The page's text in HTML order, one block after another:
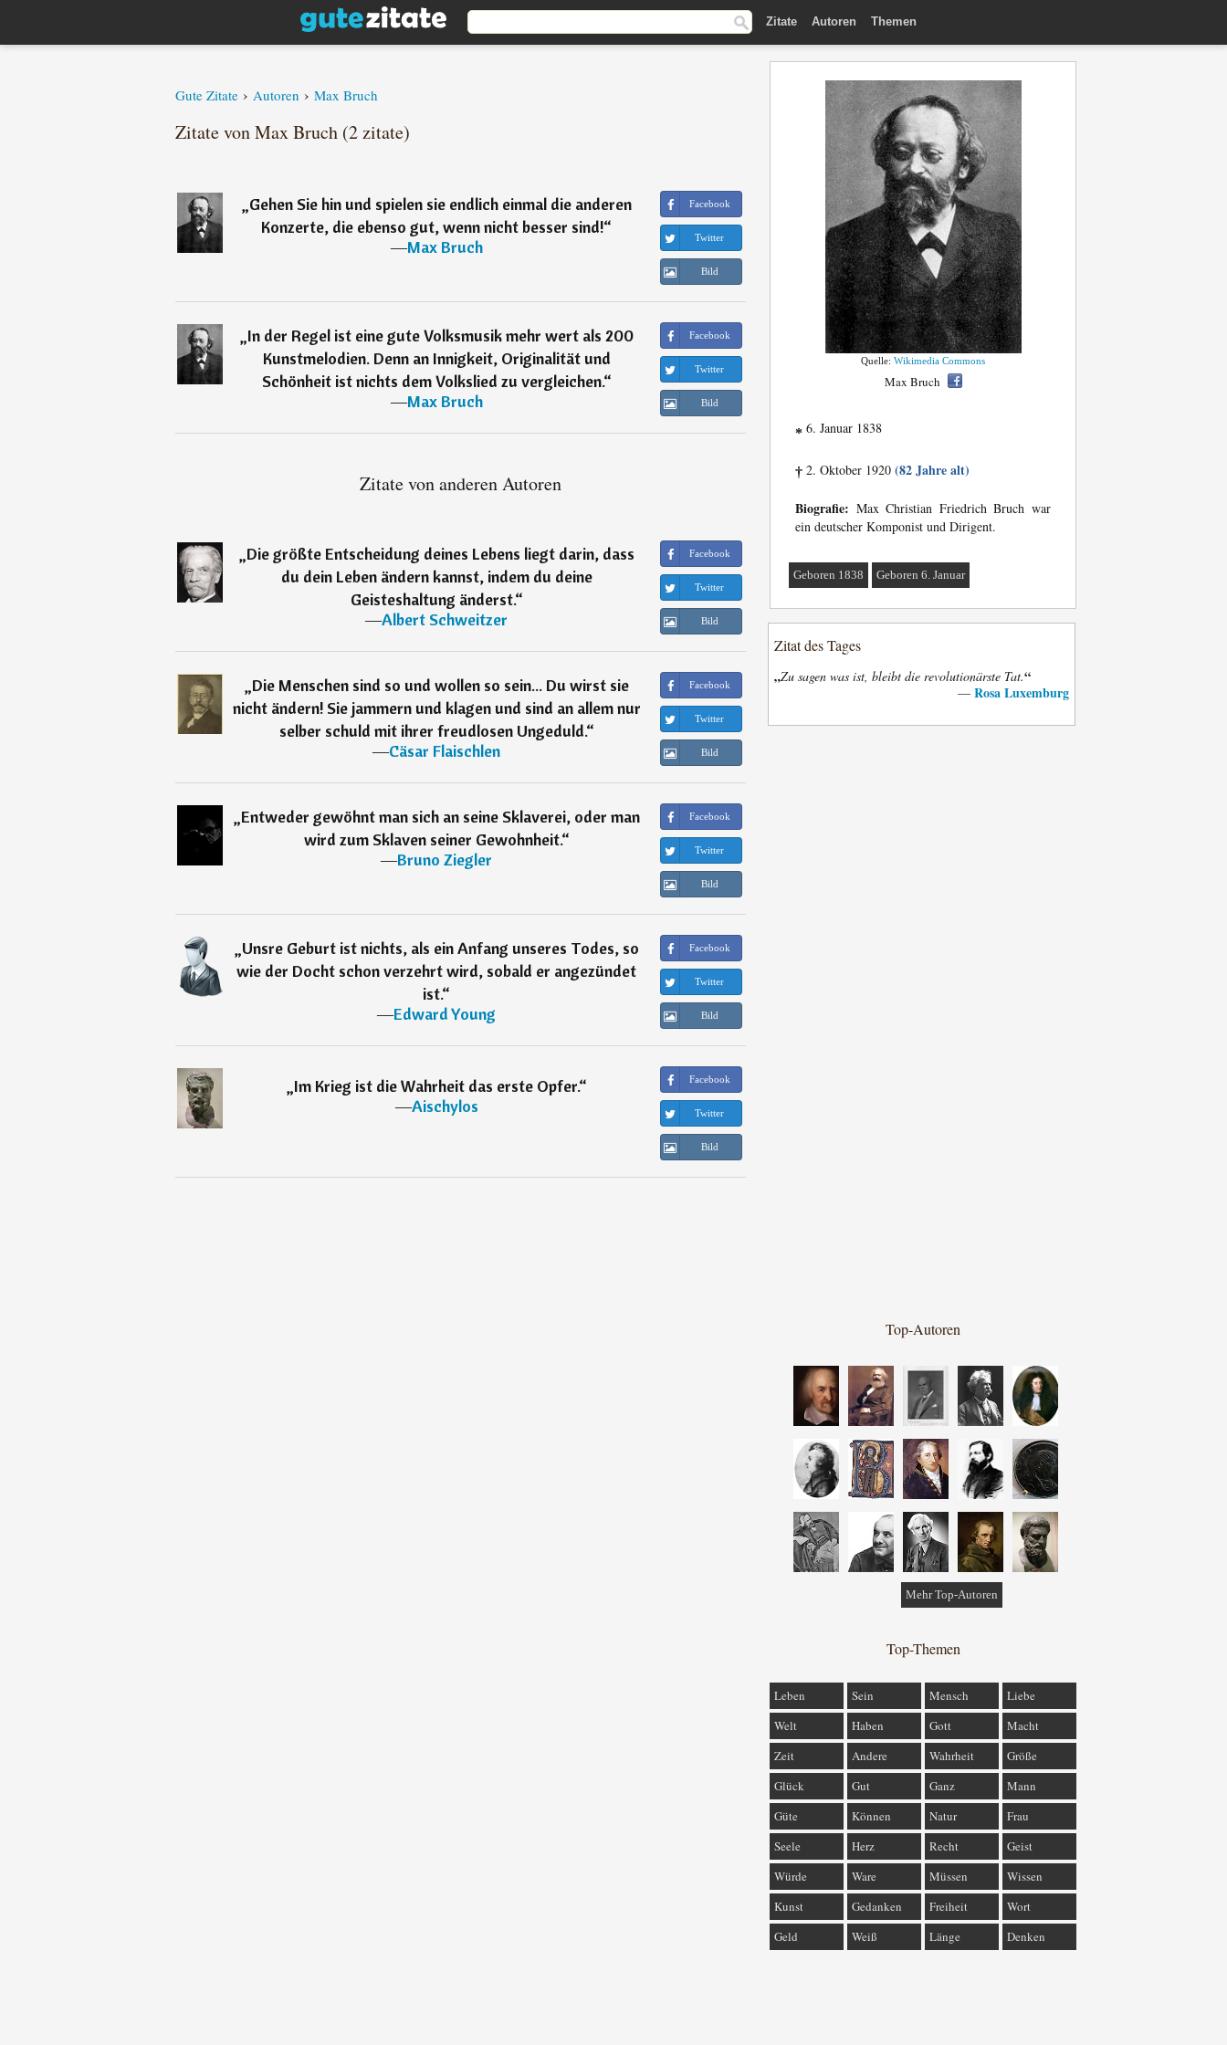
Zitate Autoren Themen
Gute Zitate › Autoren › Max Bruch
Zitate von Max Bruch (2 zitate)
„Gehen Sie hin und spielen sie endlich einmal die anderen
Konzerte, die ebenso gut, wenn nicht besser sind!“
―Max Bruch
Facebook
Twitter
Bild
„In der Regel ist eine gute Volksmusik mehr wert als 200
Kunstmelodien. Denn an Innigkeit, Originalität und
Schönheit ist nichts dem Volkslied zu vergleichen.“
―Max Bruch
Facebook
Twitter
Bild
Zitate von anderen Autoren
„Die größte Entscheidung deines Lebens liegt darin, dass
du dein Leben ändern kannst, indem du deine
Geisteshaltung änderst.“
―Albert Schweitzer
Facebook
Twitter
Bild
„Die Menschen sind so und wollen so sein... Du wirst sie
nicht ändern! Sie jammern und klagen und sind an allem nur
selber schuld mit ihrer freudlosen Ungeduld.“
―Cäsar Flaischlen
Facebook
Twitter
Bild
„Entweder gewöhnt man sich an seine Sklaverei, oder man
wird zum Sklaven seiner Gewohnheit.“
―Bruno Ziegler
Facebook
Twitter
Bild
„Unsre Geburt ist nichts, als ein Anfang unseres Todes, so
wie der Docht schon verzehrt wird, sobald er angezündet
ist.“
―Edward Young
Facebook
Twitter
Bild
„Im Krieg ist die Wahrheit das erste Opfer.“
―Aischylos
Facebook
Twitter
Bild
Quelle: Wikimedia Commons
Max Bruch
* 6. Januar 1838
† 2. Oktober 1920 (82 Jahre alt)
Biografie: Max Christian Friedrich Bruch war
ein deutscher Komponist und Dirigent.
Geboren 1838 Geboren 6. Januar
Zitat des Tages
„Zu sagen was ist, bleibt die revolutionärste Tat.“
— Rosa Luxemburg
Top-Autoren
Mehr Top-Autoren
Top-Themen
Leben Sein Mensch
Liebe
Welt
Haben Gott
Macht
Zeit
Andere Wahrheit
Größe
Glück
Gut Ganz
Mann
Güte
Können Natur
Frau
Seele
Herz Recht
Geist
Würde
Ware Müssen
Wissen
Kunst
Gedanken Freiheit
Wort
Geld
Weiß Länge Denken